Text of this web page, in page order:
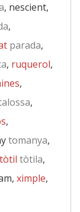
, nescient,
,
parada,
, ruquerol,
,
,
,
tomanya,
tòtil tòtila,
ximple,